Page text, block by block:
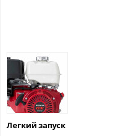
Легкий запуск